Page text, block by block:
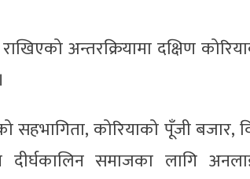
अन्तरक्रियामा दक्षिण
सहभागिता, कोरियाको पूँजी बजार,
दीर्घकालिन समाजका लागि